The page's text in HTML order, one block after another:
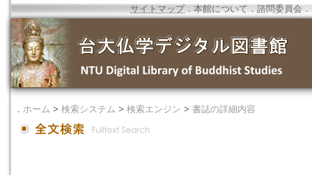
サイトマップ．本館について ． 諮問委員会 ．
． ホーム > 検索システム > 検索エンジン > 書誌の詳細内容